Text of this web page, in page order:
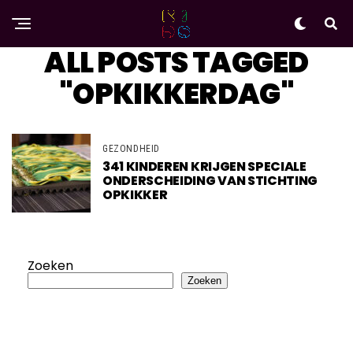
ALL POSTS TAGGED
"OPKIKKERDAG"
GEZONDHEID
341 KINDEREN KRIJGEN SPECIALE
ONDERSCHEIDING VAN STICHTING
OPKIKKER
Zoeken
Zoeken